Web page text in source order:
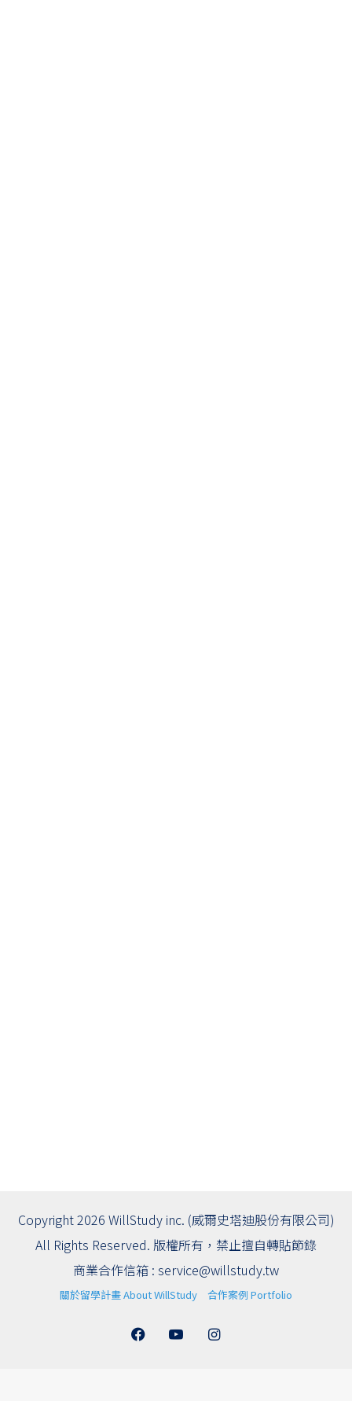
Copyright 2026 WillStudy inc. (威爾史塔迪股份有限公司)
All Rights Reserved. 版權所有，禁止擅自轉貼節錄
商業合作信箱 : service@willstudy.tw
關於留學計畫 About WillStudy 合作案例 Portfolio
Facebook
YouTubeInstagram